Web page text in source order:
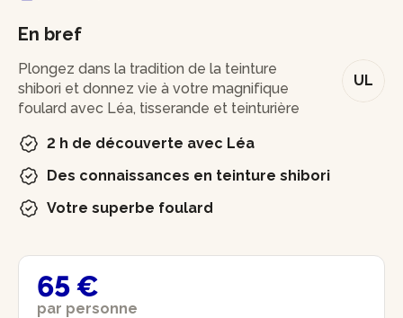
En bref
UL
Plongez dans la tradition de la teinture
shibori et donnez vie à votre magnifique
foulard avec Léa, tisserande et teinturière
2 h de découverte avec Léa
Des connaissances en teinture shibori
Votre superbe foulard
65 €
par personne